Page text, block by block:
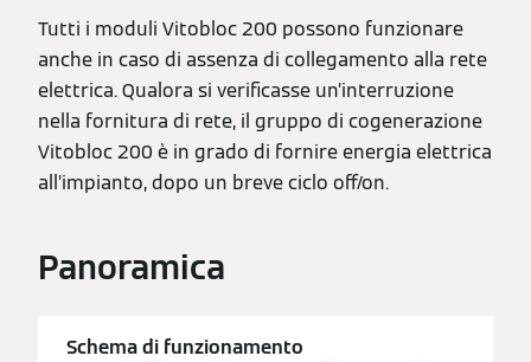
Tutti i moduli Vitobloc 200 possono funzionare
anche in caso di assenza di collegamento alla rete
elettrica. Qualora si verificasse un’interruzione
nella fornitura di rete, il gruppo di cogenerazione
Vitobloc 200 è in grado di fornire energia elettrica
all’impianto, dopo un breve ciclo off/on.
Panoramica
Schema di funzionamento